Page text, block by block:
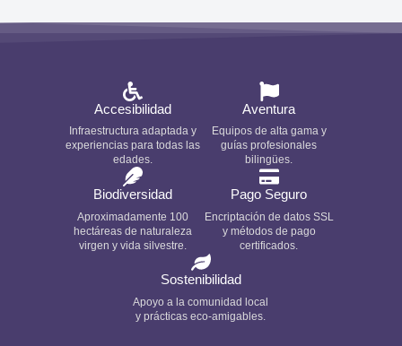
Accesibilidad
Infraestructura adaptada y
experiencias para todas las
edades.
Aventura
Equipos de alta gama y
guías profesionales
bilingües.
Biodiversidad
Aproximadamente 100
hectáreas de naturaleza
virgen y vida silvestre.
Pago Seguro
Encriptación de datos SSL
y métodos de pago
certificados.
Sostenibilidad
Apoyo a la comunidad local
y prácticas eco-amigables.